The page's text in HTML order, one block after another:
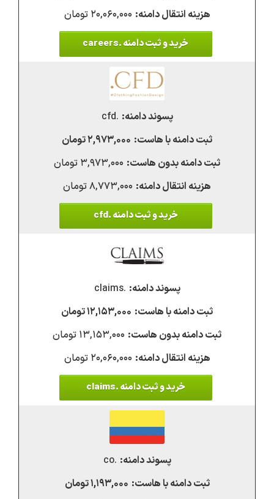
۲۰,۰۶۰,۰۰۰ تومان
خرید و ثبت دامنه .careers
.cfd
۲,۹۷۳,۰۰۰ تومان
۳,۹۷۳,۰۰۰ تومان
۸,۷۷۳,۰۰۰ تومان
خرید و ثبت دامنه .cfd
.claims
۱۲,۱۵۳,۰۰۰ تومان
۱۳,۱۵۳,۰۰۰ تومان
۲۰,۰۶۰,۰۰۰ تومان
خرید و ثبت دامنه .claims
.co
۱,۱۹۳,۰۰۰ تومان